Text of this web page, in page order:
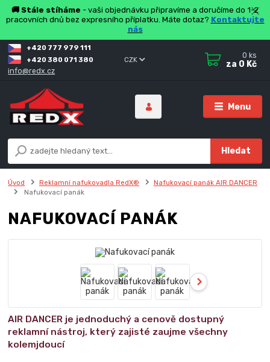
🚚 Stále stíháme - vaši objednávku připravíme a doručíme do 1-2
pracovních dnů bez expresního příplatku. Máte dotaz? Kontaktujte
nás
Menu
CZK
Hledat
+420 777 979 111
+420 380 071 380
info@redx.cz
0 ks
za 0 Kč
Úvod Reklamní nafukovadla RedX®
Nafukovací panák AIR DANCER
Nafukovací panák
NAFUKOVACÍ PANÁK
AIR DANCER je jednoduchý a cenově dostupný
reklamní nástroj, který zajisté zaujme všechny
kolemjdoucí